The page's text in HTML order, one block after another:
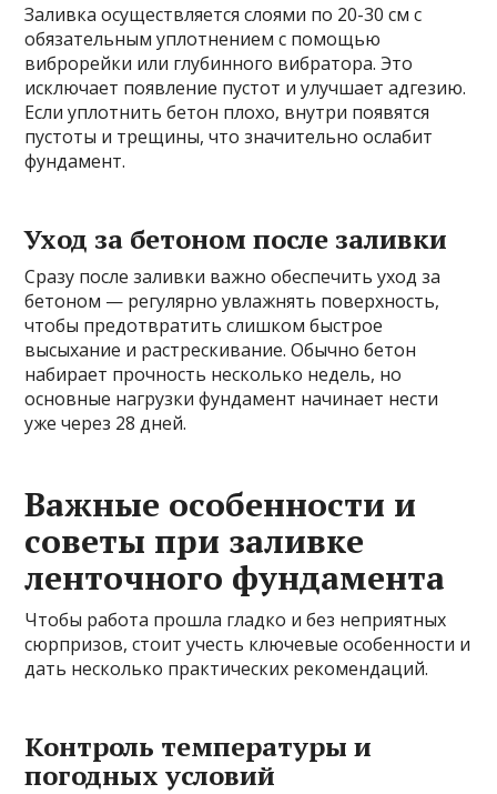
Заливка осуществляется слоями по 20-30 см с
обязательным уплотнением с помощью
виброрейки или глубинного вибратора. Это
исключает появление пустот и улучшает адгезию.
Если уплотнить бетон плохо, внутри появятся
пустоты и трещины, что значительно ослабит
фундамент.
Уход за бетоном после заливки
Сразу после заливки важно обеспечить уход за
бетоном — регулярно увлажнять поверхность,
чтобы предотвратить слишком быстрое
высыхание и растрескивание. Обычно бетон
набирает прочность несколько недель, но
основные нагрузки фундамент начинает нести
уже через 28 дней.
Важные особенности и
советы при заливке
ленточного фундамента
Чтобы работа прошла гладко и без неприятных
сюрпризов, стоит учесть ключевые особенности и
дать несколько практических рекомендаций.
Контроль температуры и
погодных условий